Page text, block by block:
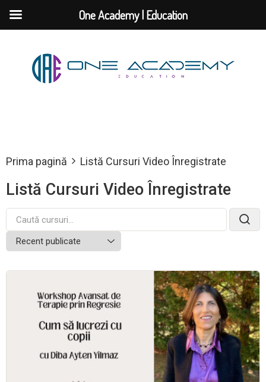
Prima pagină Listă Cursuri Video Înregistrate
Listă Cursuri Video Înregistrate
One Academy | Education